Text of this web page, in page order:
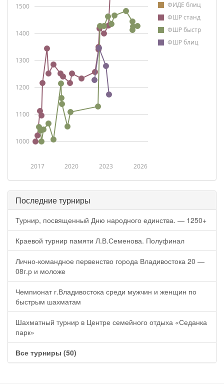
ФИДЕ блиц
ФШР станд
ФШР быстр
ФШР блиц
2017 2020 2023 2026
1000
1100
1200
1300
1400
1500
Последние турниры
Турнир, посвященный Дню народного единства. — 1250+
Краевой турнир памяти Л.В.Семенова. Полуфинал
Лично-командное первенство города Владивостока 20 —
08г.р и моложе
Чемпионат г.Владивостока среди мужчин и женщин по
быстрым шахматам
Шахматный турнир в Центре семейного отдыха «Седанка
парк»
Все турниры (50)